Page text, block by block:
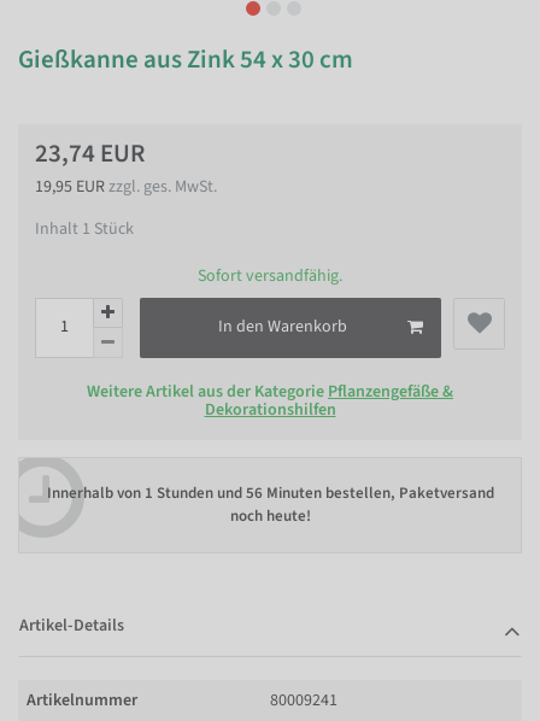
Gießkanne aus Zink 54 x 30 cm
23,74 EUR
19,95 EURzzgl. ges. MwSt.
Inhalt 1 Stück
Sofort versandfähig.
In den Warenkorb
Weitere Artikel aus der Kategorie Pflanzengefäße &
Dekorationshilfen
Innerhalb von 1 Stunden und 56 Minuten bestellen, Paketversand
noch heute!
Artikel-Details
Artikelnummer
80009241